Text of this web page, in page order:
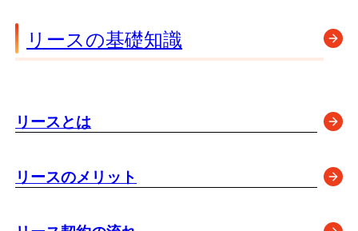
リースの基礎知識
リースとは
リースのメリット